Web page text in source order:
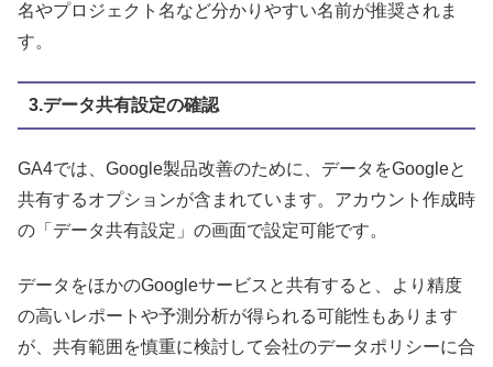
名やプロジェクト名など分かりやすい名前が推奨されま
す。
3.データ共有設定の確認
GA4では、Google製品改善のために、データをGoogleと
共有するオプションが含まれています。アカウント作成時
の「データ共有設定」の画面で設定可能です。
データをほかのGoogleサービスと共有すると、より精度
の高いレポートや予測分析が得られる可能性もあります
が、共有範囲を慎重に検討して会社のデータポリシーに合